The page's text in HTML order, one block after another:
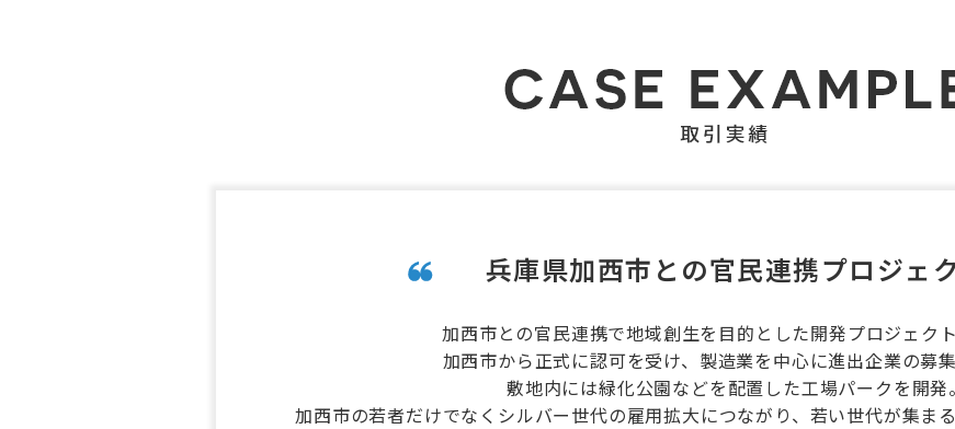
兵庫県加西市との官民連携プロジェ
加西市との官民連携で地域創生を目的とした開発プロジェクト
加西市から正式に認可を受け、製造業を中心に進出企業の募集
敷地内には緑化公園などを配置した工場パークを開発。
加西市の若者だけでなくシルバー世代の雇用拡大につながり、若い世代が集ま